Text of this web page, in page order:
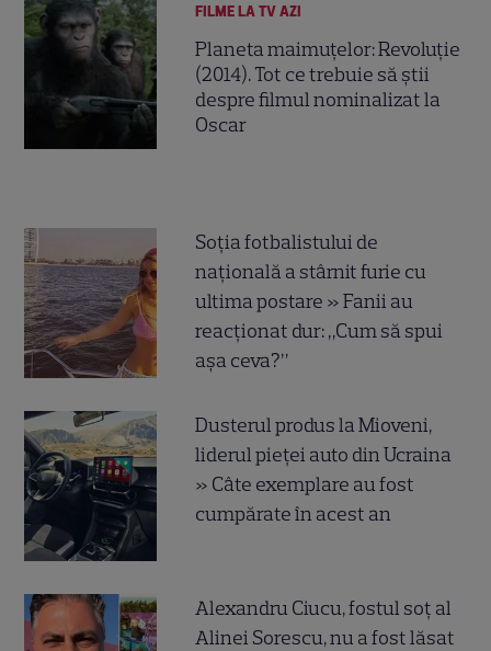
FILME LA TV AZI
Planeta maimuțelor: Revoluție
(2014). Tot ce trebuie să știi
despre filmul nominalizat la
Oscar
Soția fotbalistului de
națională a stârnit furie cu
ultima postare » Fanii au
reacționat dur: „Cum să spui
așa ceva?”
Dusterul produs la Mioveni,
liderul pieței auto din Ucraina
» Câte exemplare au fost
cumpărate în acest an
Alexandru Ciucu, fostul soț al
Alinei Sorescu, nu a fost lăsat